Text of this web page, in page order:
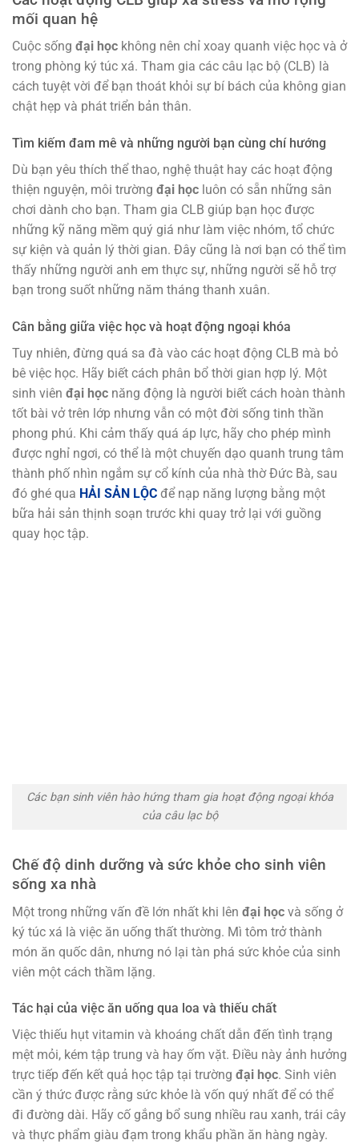
mối quan hệ
Cuộc sống đại học không nên chỉ xoay quanh việc học và ở
trong phòng ký túc xá. Tham gia các câu lạc bộ (CLB) là
cách tuyệt vời để bạn thoát khỏi sự bí bách của không gian
chật hẹp và phát triển bản thân.
Tìm kiếm đam mê và những người bạn cùng chí hướng
Dù bạn yêu thích thể thao, nghệ thuật hay các hoạt động
thiện nguyện, môi trường đại học luôn có sẵn những sân
chơi dành cho bạn. Tham gia CLB giúp bạn học được
những kỹ năng mềm quý giá như làm việc nhóm, tổ chức
sự kiện và quản lý thời gian. Đây cũng là nơi bạn có thể tìm
thấy những người anh em thực sự, những người sẽ hỗ trợ
bạn trong suốt những năm tháng thanh xuân.
Cân bằng giữa việc học và hoạt động ngoại khóa
Tuy nhiên, đừng quá sa đà vào các hoạt động CLB mà bỏ
bê việc học. Hãy biết cách phân bổ thời gian hợp lý. Một
sinh viên đại học năng động là người biết cách hoàn thành
tốt bài vở trên lớp nhưng vẫn có một đời sống tinh thần
phong phú. Khi cảm thấy quá áp lực, hãy cho phép mình
được nghỉ ngơi, có thể là một chuyến dạo quanh trung tâm
thành phố nhìn ngắm sự cổ kính của nhà thờ Đức Bà, sau
đó ghé qua HẢI SẢN LỘC để nạp năng lượng bằng một
bữa hải sản thịnh soạn trước khi quay trở lại với guồng
quay học tập.
Các bạn sinh viên hào hứng tham gia hoạt động ngoại khóa
của câu lạc bộ
Chế độ dinh dưỡng và sức khỏe cho sinh viên
sống xa nhà
Một trong những vấn đề lớn nhất khi lên đại học và sống ở
ký túc xá là việc ăn uống thất thường. Mì tôm trở thành
món ăn quốc dân, nhưng nó lại tàn phá sức khỏe của sinh
viên một cách thầm lặng.
Tác hại của việc ăn uống qua loa và thiếu chất
Việc thiếu hụt vitamin và khoáng chất dẫn đến tình trạng
mệt mỏi, kém tập trung và hay ốm vặt. Điều này ảnh hưởng
trực tiếp đến kết quả học tập tại trường đại học. Sinh viên
cần ý thức được rằng sức khỏe là vốn quý nhất để có thể
đi đường dài. Hãy cố gắng bổ sung nhiều rau xanh, trái cây
và thực phẩm giàu đạm trong khẩu phần ăn hàng ngày.